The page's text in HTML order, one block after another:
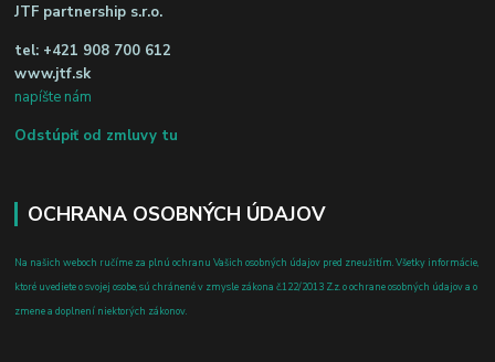
JTF partnership s.r.o.
tel: +421 908 700 612
www.jtf.sk
napíšte nám
Odstúpiť od zmluvy tu
OCHRANA OSOBNÝCH ÚDAJOV
Na našich weboch ručíme za plnú ochranu Vašich osobných údajov pred zneužitím. Všetky informácie,
ktoré uvediete o svojej osobe, sú chránené v zmysle zákona č.122/2013 Z.z. o ochrane osobných údajov a o
zmene a doplnení niektorých zákonov.